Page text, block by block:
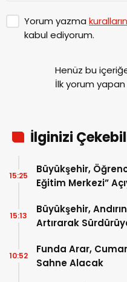
Yorum yazma
kabul ediyorum.
Henüz bu
İlk yorum
İlginizi
Büyükşehir,
Eğitim Merkezi”
15:25
Büyükşehir,
Artırarak
15:13
Funda Arar,
Sahne Alacak
10:52